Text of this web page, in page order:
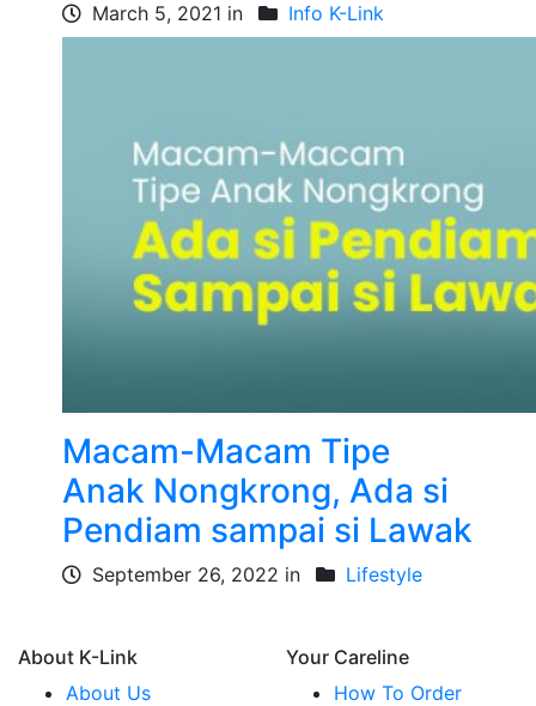
March 5, 2021 in Info K-Link
Macam-Macam Tipe
Anak Nongkrong, Ada si
Pendiam sampai si Lawak
September 26, 2022 in Lifestyle
About K-Link
About Us
Your Careline
How To Order